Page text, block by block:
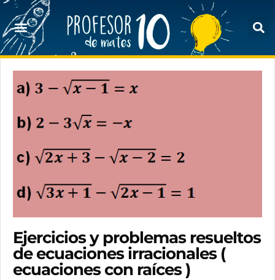
Ejercicios y problemas resueltos
de ecuaciones irracionales (
ecuaciones con raíces )